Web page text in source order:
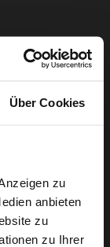
Über Cookies
zu
anbieten
zu
zu Ihrer